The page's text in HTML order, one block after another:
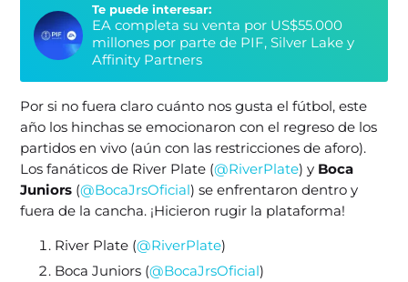
Te puede interesar:
EA completa su venta por US$55.000
millones por parte de PIF, Silver Lake y
Affinity Partners
Por si no fuera claro cuánto nos gusta el fútbol, este
año los hinchas se emocionaron con el regreso de los
partidos en vivo (aún con las restricciones de aforo).
Los fanáticos de River Plate (@RiverPlate) y Boca
Juniors (@BocaJrsOficial) se enfrentaron dentro y
fuera de la cancha. ¡Hicieron rugir la plataforma!
River Plate (@RiverPlate)
Boca Juniors (@BocaJrsOficial)